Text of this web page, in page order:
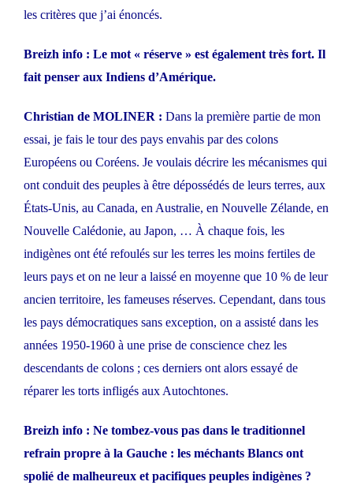
les critères que j’ai énoncés.
Breizh info : Le mot « réserve » est également très fort. Il
fait penser aux Indiens d’Amérique.
Christian de MOLINER : Dans la première partie de mon
essai, je fais le tour des pays envahis par des colons
Européens ou Coréens. Je voulais décrire les mécanismes qui
ont conduit des peuples à être dépossédés de leurs terres, aux
États-Unis, au Canada, en Australie, en Nouvelle Zélande, en
Nouvelle Calédonie, au Japon, … À chaque fois, les
indigènes ont été refoulés sur les terres les moins fertiles de
leurs pays et on ne leur a laissé en moyenne que 10 % de leur
ancien territoire, les fameuses réserves. Cependant, dans tous
les pays démocratiques sans exception, on a assisté dans les
années 1950-1960 à une prise de conscience chez les
descendants de colons ; ces derniers ont alors essayé de
réparer les torts infligés aux Autochtones.
Breizh info : Ne tombez-vous pas dans le traditionnel
refrain propre à la Gauche : les méchants Blancs ont
spolié de malheureux et pacifiques peuples indigènes ?